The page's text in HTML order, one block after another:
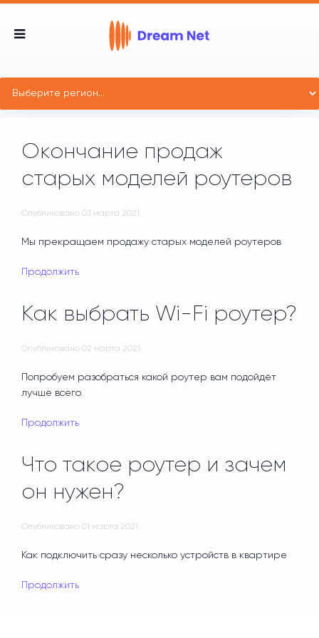
Окончание продаж
старых моделей роутеров
Опубликовано 03 марта 2021 .
Мы прекращаем продажу старых моделей роутеров
Продолжить
Как выбрать Wi-Fi роутер?
Опубликовано 02 марта 2021 .
Попробуем разобраться какой роутер вам подойдёт
лучше всего.
Продолжить
Что такое роутер и зачем
он нужен?
Опубликовано 01 марта 2021 .
Как подключить сразу несколько устройств в квартире
Продолжить